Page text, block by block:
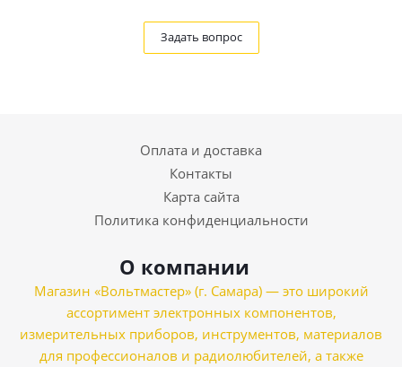
Задать вопрос
Оплата и доставка
Контакты
Карта сайта
Политика конфиденциальности
О компании
Магазин «Вольтмастер» (г. Самара) — это широкий
ассортимент электронных компонентов,
измерительных приборов, инструментов, материалов
для профессионалов и радиолюбителей, а также